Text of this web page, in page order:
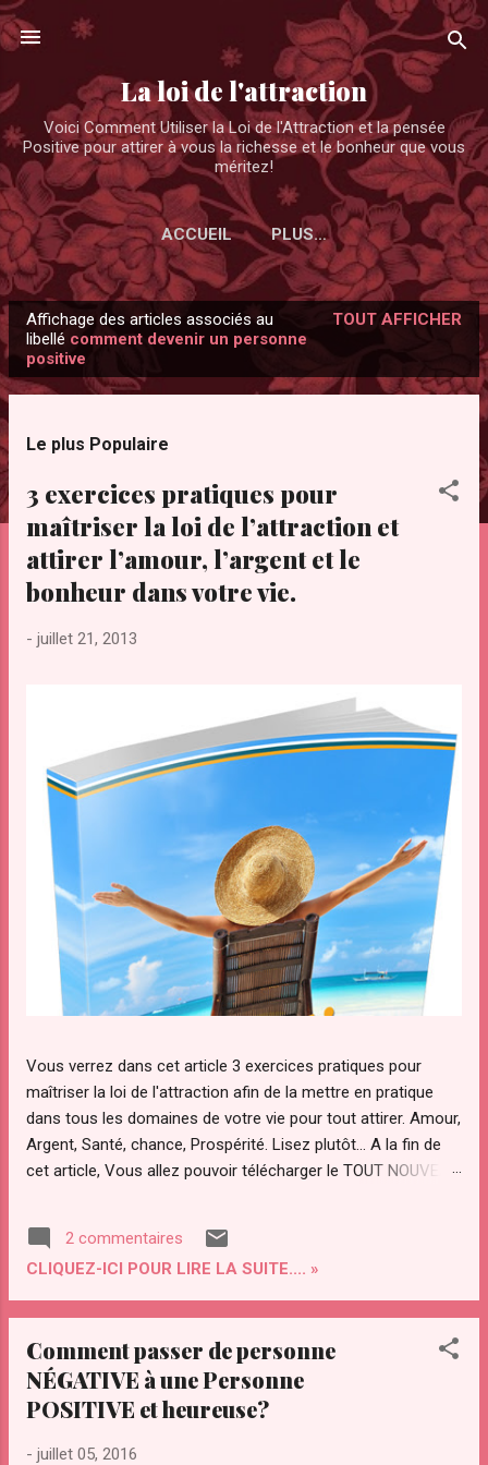
Accéder au contenu principal
La loi de l'attraction
Voici Comment Utiliser la Loi de l'Attraction et la pensée
Positive pour attirer à vous la richesse et le bonheur que vous
méritez!
ACCUEIL PLUS…
t
Affichage des articles associés au
libellé comment devenir un personne
positive
TOUT AFFICHER
Le plus Populaire
3 exercices pratiques pour
maîtriser la loi de l’attraction et
attirer l’amour, l’argent et le
bonheur dans votre vie.
- juillet 21, 2013
Vous verrez dans cet article 3 exercices pratiques pour
maîtriser la loi de l'attraction afin de la mettre en pratique
dans tous les domaines de votre vie pour tout attirer. Amour,
Argent, Santé, chance, Prospérité. Lisez plutôt... A la fin de
cet article, Vous allez pouvoir télécharger le TOUT NOUVEAU
pouvoir d'attraction afin d'attirer Instantanément TOUT ce
que Vous diésiez dans votre vie. Qu’est ce que "le secret"
de la loi de l’attraction et pourquoi ce regain d’intérêt pour
cette loi ? La loi de l’attraction a de plus en plus d’adeptes.
transmis par les sages à travers les âges. Le secret a été
convoité depuis la nuit des temps par des personnes
éclairées pour maîtriser les lois et le fonctionnement de
compris par certains savants dont Gali...
2 commentaires
CLIQUEZ-ICI POUR LIRE LA SUITE.... »
Comment passer de personne
NÉGATIVE à une Personne
POSITIVE et heureuse?
- juillet 05, 2016